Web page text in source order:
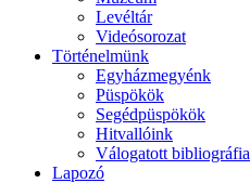
Levéltár
Videósorozat
Történelmünk
Egyházmegyénk
Püspökök
Segédpüspökök
Hitvallóink
Válogatott bibliográfia
Lapozó